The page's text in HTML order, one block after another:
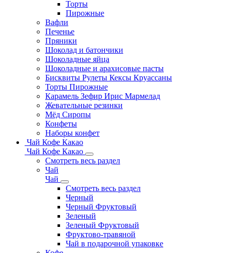
Торты
Пирожные
Вафли
Печенье
Пряники
Шоколад и батончики
Шоколадные яйца
Шоколадные и арахисовые пасты
Бисквиты Рулеты Кексы Круассаны
Торты Пирожные
Карамель Зефир Ирис Мармелад
Жевательные резинки
Мёд Сиропы
Конфеты
Наборы конфет
Чай Кофе Какао
Чай Кофе Какао
Смотреть весь раздел
Чай
Чай
Смотреть весь раздел
Черный
Черный Фруктовый
Зеленый
Зеленый Фруктовый
Фруктово-травяной
Чай в подарочной упаковке